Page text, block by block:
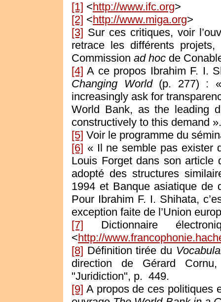
[1] <http://www.ifc.org>
[2] <http://www.miga.org>
[3] Sur ces critiques, voir
retrace les différents
Commission ad hoc de
[4] A ce propos Ibrahim F. I.
Changing World(p. 277) : «
increasingly ask for
World Bank, as the leading
constructively to this demand ».
[5] Voir le programme du
[6] « Il ne semble pas exister
Louis Forget dans son article
adopté des structures
1994 et Banque asiatique de
Pour Ibrahim F. I. Shihata,
exception faite de l’Union
[7] Dictionnaire
<http://
[8] Définition tirée du
direction de Gérard
"Juridiction", p. 449.
[9] A propos de ces politiques